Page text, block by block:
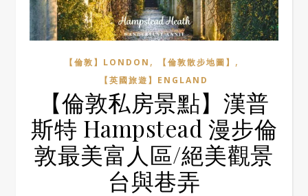
【倫敦】LONDON , 【倫敦散步地圖】 ,
【英國旅遊】ENGLAND
【倫敦私房景點】漢普
斯特 Hampstead 漫步倫
敦最美富人區/絕美觀景
台與巷弄